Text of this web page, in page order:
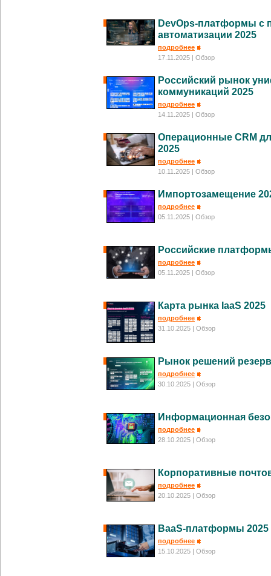
DevOps-платформы с
автоматизации 2025
подробнее
17.11.2025
| Обзор
Российский рынок
коммуникаций 2025
подробнее
14.11.2025
| Обзор
Операционные CRM
2025
подробнее
10.11.2025
| Обзор
Импортозамещение
подробнее
05.11.2025
| Обзор
Российские
подробнее
05.11.2025
| Обзор
Карта рынка IaaS 2025
подробнее
31.10.2025
| Обзор
Рынок решений
подробнее
30.10.2025
| Обзор
Информационная
подробнее
28.10.2025
| Обзор
Корпоративные
подробнее
20.10.2025
| Обзор
BaaS-платформы 2025
подробнее
15.10.2025
| Обзор